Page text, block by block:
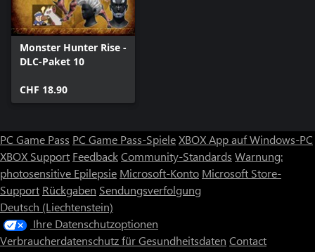
Monster Hunter Rise -
DLC-Paket 10
CHF 18.90
PC Game Pass PC Game Pass-SpieleXBOX App auf Windows-PC
XBOX Support FeedbackCommunity-Standards Warnung:
photosensitive Epilepsie Microsoft-Konto Microsoft Store-
Support Rückgaben Sendungsverfolgung
Deutsch (Liechtenstein)
Ihre Datenschutzoptionen
Verbraucherdatenschutz für Gesundheitsdaten Contact